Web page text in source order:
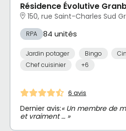
Résidence Évolutive
150, rue Saint-Charles Sud
RPA 84 unités
Jardin potager Bingo
Chef cuisinier
+6
6 avis
Dernier avis:« Un membre de
et vraiment … »